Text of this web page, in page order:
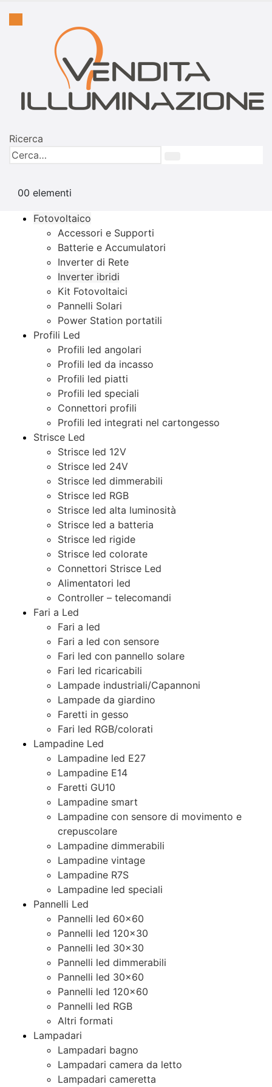
Ricerca
00 elementi
Fotovoltaico
Accessori e Supporti
Batterie e Accumulatori
Inverter di Rete
Inverter ibridi
Kit Fotovoltaici
Pannelli Solari
Power Station portatili
Profili Led
Profili led angolari
Profili led da incasso
Profili led piatti
Profili led speciali
Connettori profili
Profili led integrati nel cartongesso
Strisce Led
Strisce led 12V
Strisce led 24V
Strisce led dimmerabili
Strisce led RGB
Strisce led alta luminosità
Strisce led a batteria
Strisce led rigide
Strisce led colorate
Connettori Strisce Led
Alimentatori led
Controller – telecomandi
Fari a Led
Fari a led
Fari a led con sensore
Fari led con pannello solare
Fari led ricaricabili
Lampade industriali/Capannoni
Lampade da giardino
Faretti in gesso
Fari led RGB/colorati
Lampadine Led
Lampadine led E27
Lampadine E14
Faretti GU10
Lampadine smart
Lampadine con sensore di movimento e
crepuscolare
Lampadine dimmerabili
Lampadine vintage
Lampadine R7S
Lampadine led speciali
Pannelli Led
Pannelli led 60×60
Pannelli led 120×30
Pannelli led 30×30
Pannelli led dimmerabili
Pannelli led 30×60
Pannelli led 120×60
Pannelli led RGB
Altri formati
Lampadari
Lampadari bagno
Lampadari camera da letto
Lampadari cameretta